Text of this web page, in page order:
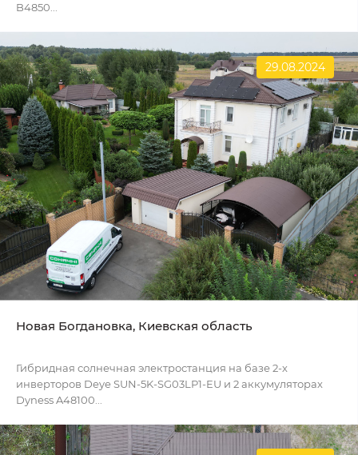
B4850...
29.08.2024
Новая Богдановка, Киевская область
Гибридная солнечная электростанция на базе 2-х
инверторов Deye SUN-5K-SG03LP1-EU и 2 аккумуляторах
Dyness A48100...